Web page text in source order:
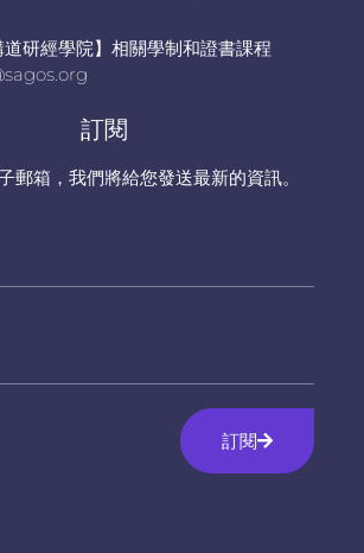
研經學院】相關學制和證書課程
訂閱
郵箱，我們將給您發送最新的資訊。
訂閱